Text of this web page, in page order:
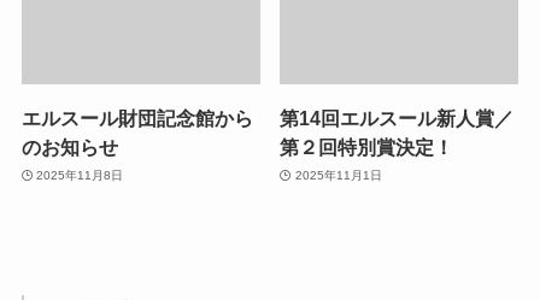
エルスール財団記念館から
のお知らせ
2025年11月8日
第14回エルスール新人賞／
第２回特別賞決定！
2025年11月1日